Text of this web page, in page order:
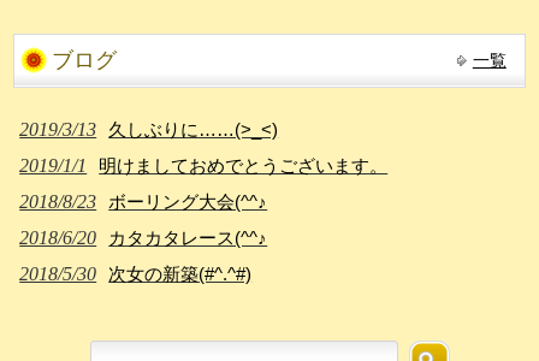
ブログ 一覧
2019/3/13 久しぶりに……(>_<)
2019/1/1 明けましておめでとうございます。
2018/8/23 ボーリング大会(^^♪
2018/6/20 カタカタレース(^^♪
2018/5/30 次女の新築(#^.^#)